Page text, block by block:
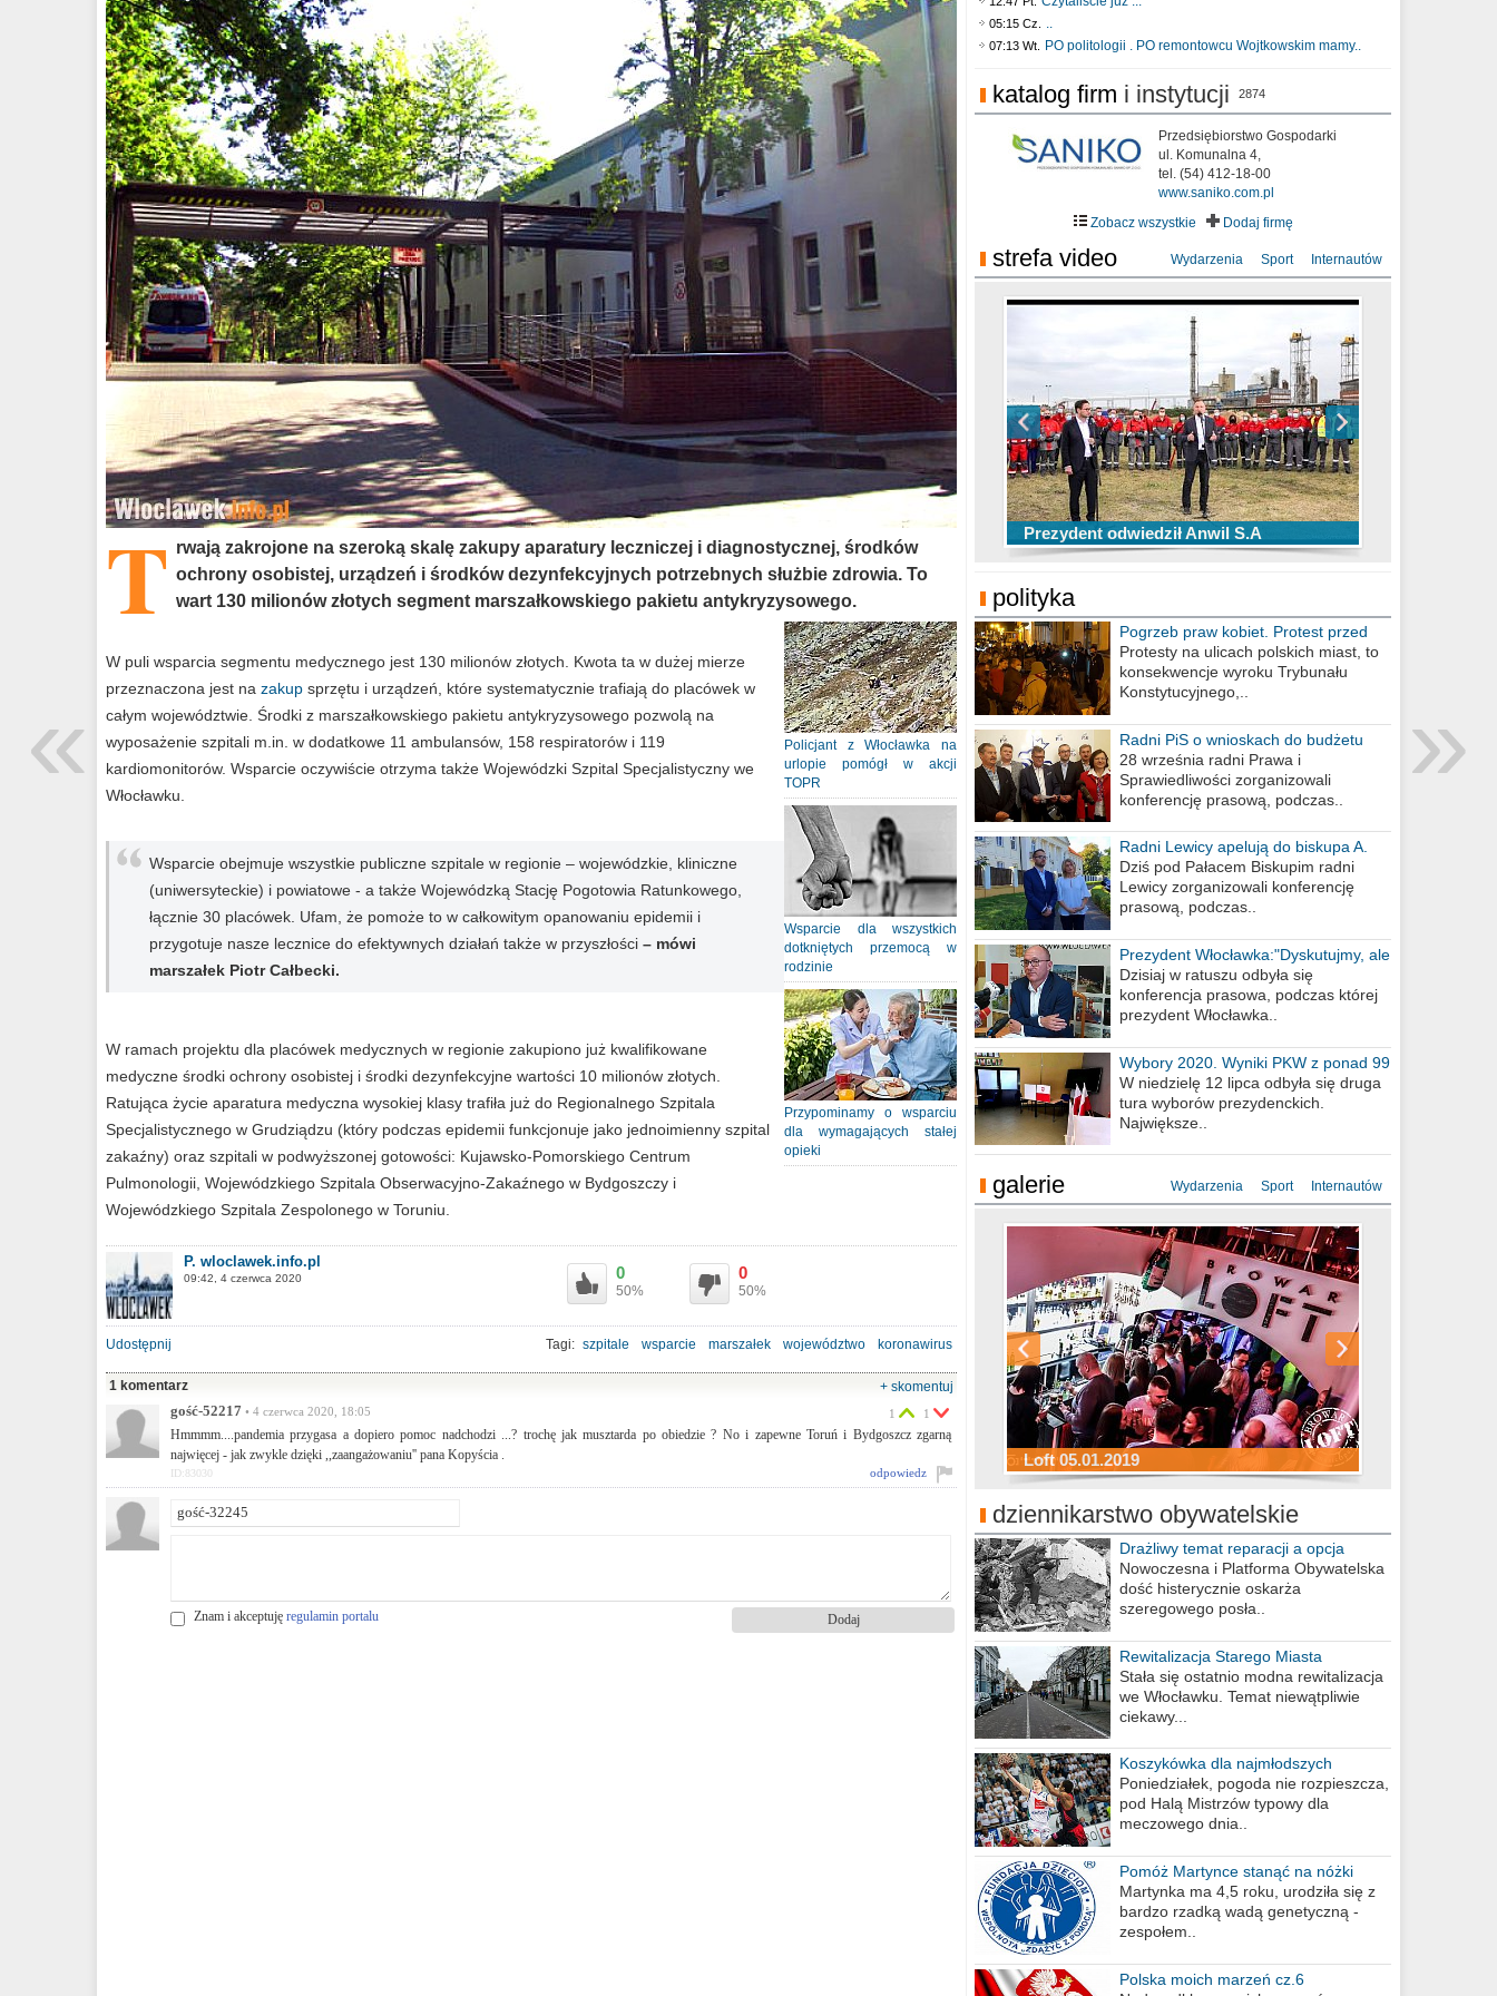
T rwają zakrojone na szeroką skalę zakupy aparatury leczniczej i diagnostycznej, środków
ochrony osobistej, urządzeń i środków dezynfekcyjnych potrzebnych służbie zdrowia. To
wart 130 milionów złotych segment marszałkowskiego pakietu antykryzysowego.
Policjant z Włocławka na
urlopie pomógł w akcji
TOPR
Wsparcie dla wszystkich
dotkniętych przemocą w
rodzinie
Przypominamy o wsparciu
dla wymagających stałej
opieki
W puli wsparcia segmentu medycznego jest 130 milionów złotych. Kwota ta w dużej mierze
przeznaczona jest na zakup sprzętu i urządzeń, które systematycznie trafiają do placówek w
całym województwie. Środki z marszałkowskiego pakietu antykryzysowego pozwolą na
wyposażenie szpitali m.in. w dodatkowe 11 ambulansów, 158 respiratorów i 119
kardiomonitorów. Wsparcie oczywiście otrzyma także Wojewódzki Szpital Specjalistyczny we
Włocławku.
Wsparcie obejmuje wszystkie publiczne szpitale w regionie – wojewódzkie, kliniczne
(uniwersyteckie) i powiatowe - a także Wojewódzką Stację Pogotowia Ratunkowego,
łącznie 30 placówek. Ufam, że pomoże to w całkowitym opanowaniu epidemii i
przygotuje nasze lecznice do efektywnych działań także w przyszłości – mówi
marszałek Piotr Całbecki.
W ramach projektu dla placówek medycznych w regionie zakupiono już kwalifikowane
medyczne środki ochrony osobistej i środki dezynfekcyjne wartości 10 milionów złotych.
Ratująca życie aparatura medyczna wysokiej klasy trafiła już do Regionalnego Szpitala
Specjalistycznego w Grudziądzu (który podczas epidemii funkcjonuje jako jednoimienny szpital
zakaźny) oraz szpitali w podwyższonej gotowości: Kujawsko-Pomorskiego Centrum
Pulmonologii, Wojewódzkiego Szpitala Obserwacyjno-Zakaźnego w Bydgoszczy i
Wojewódzkiego Szpitala Zespolonego w Toruniu.
P. wloclawek.info.pl
09:42, 4 czerwca 2020 0
50%
0
50%
Udostępnij Tagi: szpitale wsparcie marszałek województwo koronawirus
1 komentarz
+ skomentuj
gość-52217 • 4 czerwca 2020, 18:05
Hmmmm....pandemia przygasa a dopiero pomoc nadchodzi ...? trochę jak musztarda po obiedzie ? No i zapewne Toruń i Bydgoszcz zgarną
najwięcej - jak zwykle dzięki ,,zaangażowaniu'' pana Kopyścia .
1 1
odpowiedz
ID:83030
Znam i akceptuję regulamin portalu
05:15 Cz. ..
07:13 Wt. PO politologii . PO remontowcu Wojtkowskim mamy..
katalog firm i instytucji 2874
Przedsiębiorstwo Gospodarki
ul. Komunalna 4,
tel. (54) 412-18-00
www.saniko.com.pl
Zobacz wszystkie
Dodaj firmę
strefa video Wydarzenia Sport Internautów
Prezydent odwiedził Anwil S.A
TOP 10 przechwytów Anwilu Włocławek
w EBL w sezonie 2019/2020
TOP 5 rzutów Anwilu Włocławek w BCL
w sezonie 2019/2020
Ni To Ponk - W oczach mamy strach
sixf33t .Last Year DRONE FOOTAGE
Włocławek
XXIII Sesja Rady Miasta Włocławek VIII
kadencji w dniu 09.06.2020 r.
polityka
Pogrzeb praw kobiet. Protest przed
biurem poselskim PiS
Protesty na ulicach polskich miast, to
konsekwencje wyroku Trybunału
Konstytucyjnego,..
Radni PiS o wnioskach do budżetu
miasta na 2021 rok
28 września radni Prawa i
Sprawiedliwości zorganizowali
konferencję prasową, podczas..
Radni Lewicy apelują do biskupa A.
Wiesława Meringa
Dziś pod Pałacem Biskupim radni
Lewicy zorganizowali konferencję
prasową, podczas..
Prezydent Włocławka:"Dyskutujmy, ale
nie obrażajmy się”
Dzisiaj w ratuszu odbyła się
konferencja prasowa, podczas której
prezydent Włocławka..
Wybory 2020. Wyniki PKW z ponad 99
procent obwodów
W niedzielę 12 lipca odbyła się druga
tura wyborów prezydenckich.
Największe..
galerie Wydarzenia Sport Internautów
Loft 05.01.2019
Sylwester Podgrodzie 31.12.2018
Sylwester Pensjonat Michelin 31.12.2018
Sylwester Hotel Młyn 31.12.2018
Sylwester Miejski 31.12.2018
Sylwester Loft 31.12.2018
dziennikarstwo obywatelskie
Drażliwy temat reparacji a opcja
berlińska
Nowoczesna i Platforma Obywatelska
dość histerycznie oskarża
szeregowego posła..
Rewitalizacja Starego Miasta
Stała się ostatnio modna rewitalizacja
we Włocławku. Temat niewątpliwie
ciekawy...
Koszykówka dla najmłodszych
Poniedziałek, pogoda nie rozpieszcza,
pod Halą Mistrzów typowy dla
meczowego dnia..
Pomóż Martynce stanąć na nóżki
Martynka ma 4,5 roku, urodziła się z
bardzo rzadką wadą genetyczną -
zespołem..
Polska moich marzeń cz.6
»
«